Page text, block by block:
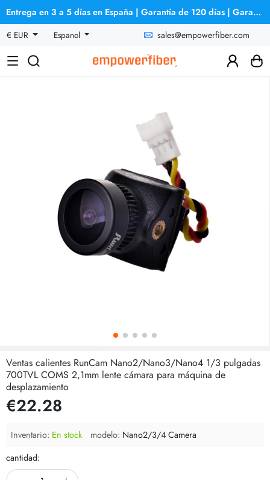
Entrega en 3 a 5 días en España | Garantía de 120 días | Garantía de reembolso
€ EUR
Espanol sales@empowerfiber.com
Ventas calientes RunCam Nano2/Nano3/Nano4 1/3 pulgadas
700TVL COMS 2,1mm lente cámara para máquina de
desplazamiento
€22.28
Inventario: En stock modelo: Nano2/3/4 Camera
cantidad: